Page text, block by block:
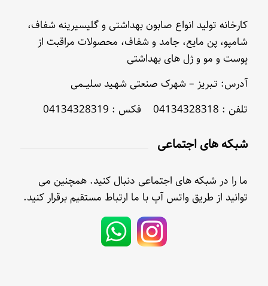
کارخانه تولید انواع صابون بهداشتی و گلیسیرینه شفاف،
شامپو، پن مایع، جامد و شفاف، محصولات مراقبت از
پوست و مو و ژل های بهداشتی
آدرس: تـبریز – شهرک صنعتی شهـید سلیــمی
تلفن : 04134328318 فکس : 04134328319
شبکه های اجتماعی
ما را در شبکه های اجتماعی دنبال کنید. همچنین می
توانید از طریق واتس آپ با ما ارتباط مستقیم برقرار کنید.